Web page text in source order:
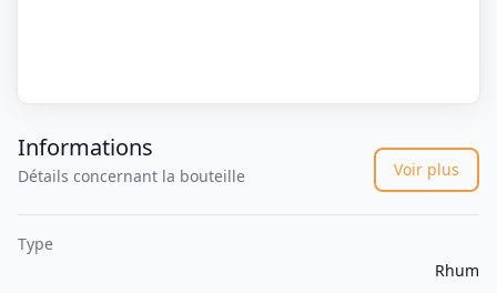
Informations
Détails concernant la bouteille Voir plus
Type
Rhum